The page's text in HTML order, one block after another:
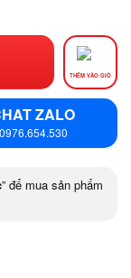
THÊM VÀO GIỎ
ZALO
0976.654.530
” để mua sản phẩm